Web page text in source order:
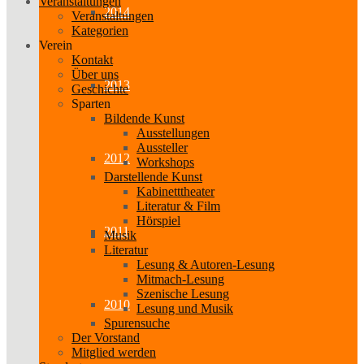
2014
2013
2012
2011
2010
Veranstaltungen
Kategorien
Verein
Kontakt
Über uns
Geschichte
Sparten
Bildende Kunst
Ausstellungen
Aussteller
Workshops
Darstellende Kunst
Kabinetttheater
Literatur & Film
Hörspiel
Musik
Literatur
Lesung & Autoren-Lesung
Mitmach-Lesung
Szenische Lesung
Lesung und Musik
Spurensuche
Der Vorstand
Mitglied werden